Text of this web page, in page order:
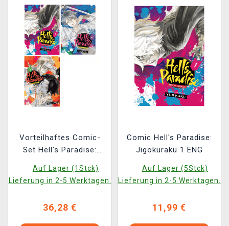
Vorteilhaftes Comic-
Set Hell's Paradise:
Auf Lager (1Stck)
Lieferung in 2-5 Werktagen.
36,28 €
Comic Hell's Paradise:
Jigokuraku 1 ENG
Auf Lager (5Stck)
Lieferung in 2-5 Werktagen.
11,99 €